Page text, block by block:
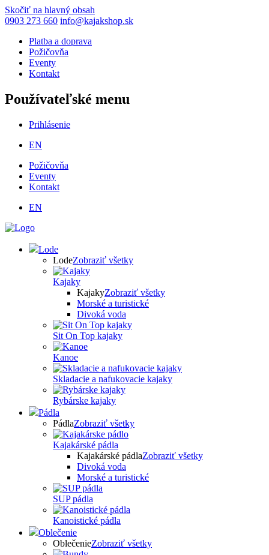
Skočiť na hlavný obsah
0903 273 660 info@kajakshop.sk
Platba a doprava
Požičovňa
Eventy
Kontakt
Používateľské menu
Prihlásenie
EN
Požičovňa
Eventy
Kontakt
EN
Lode
LodeZobraziť všetky
Kajaky
KajakyZobraziť všetky
Morské a turistické
Divoká voda
Sit On Top kajaky
Kanoe
Skladacie a nafukovacie kajaky
Rybárske kajaky
Pádla
PádlaZobraziť všetky
Kajakárské pádla
Kajakárské pádlaZobraziť všetky
Divoká voda
Morské a turistické
SUP pádla
Kanoistické pádla
Oblečenie
OblečenieZobraziť všetky